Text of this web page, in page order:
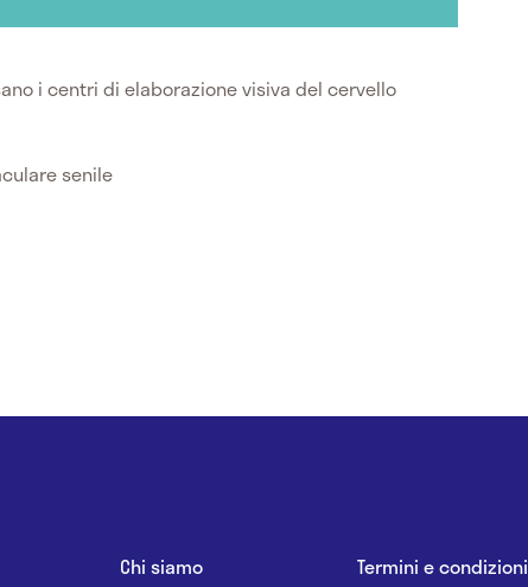
i centri di elaborazione visiva del cervello
senile
Chi siamo
Termini e condizioni